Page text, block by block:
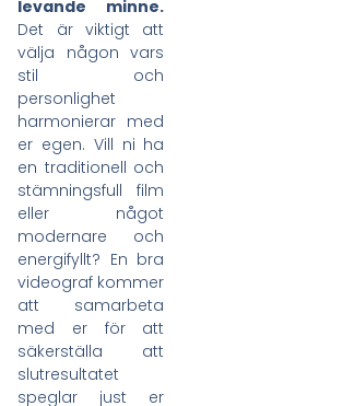
levande minne.
Det är viktigt att
välja någon vars
stil och
personlighet
harmonierar med
er egen. Vill ni ha
en traditionell och
stämningsfull film
eller något
modernare och
energifyllt? En bra
videograf kommer
att samarbeta
med er för att
säkerställa att
slutresultatet
speglar just er